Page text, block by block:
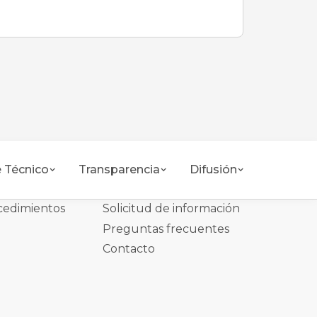
Transparencia Difusión
Solicitud de información
Preguntas frecuentes
Contacto